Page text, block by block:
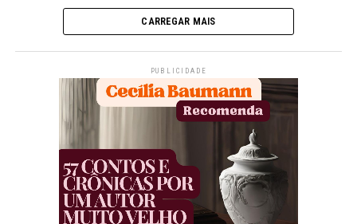
CARREGAR MAIS
PUBLICIDADE